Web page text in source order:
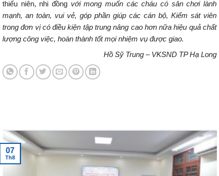
thiếu niên, nhi đồng với mong muốn các cháu có sân chơi lành
mạnh, an toàn, vui vẻ, góp phần giúp các cán bộ, Kiểm sát viên
trong đơn vị có điều kiện tập trung nâng cao hơn nữa hiệu quả chất
lượng công việc, hoàn thành tốt mọi nhiệm vụ được giao.
Hồ Sỹ Trung – VKSND TP Hạ Long
07
Th8